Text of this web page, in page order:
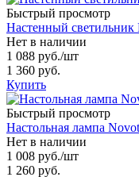
Быстрый просмотр
Настенный
Нет в наличии
1 088 руб./шт
1 360 руб.
Купить
Быстрый просмотр
Настольная лампа
Нет в наличии
1 008 руб./шт
1 260 руб.